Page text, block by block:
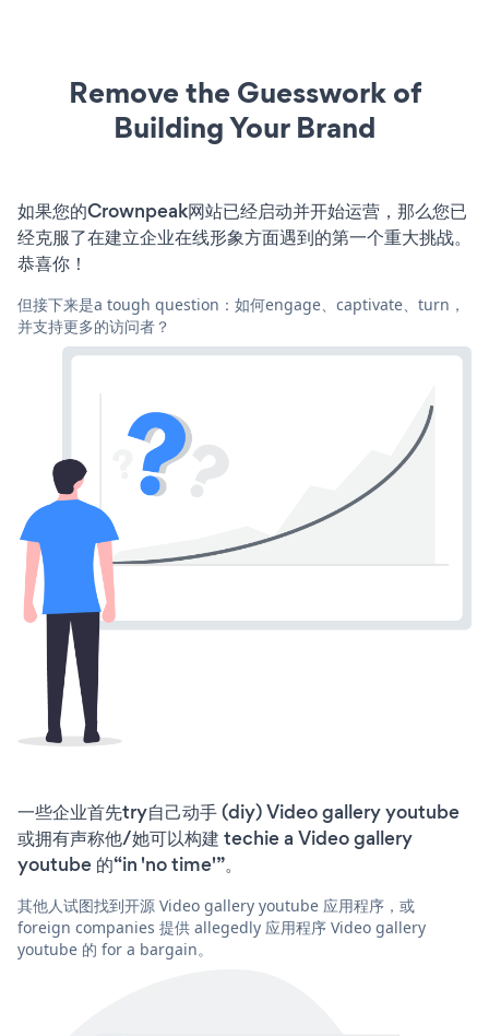
Remove the Guesswork of
Building Your Brand
如果您的Crownpeak网站已经启动并开始运营，那么您已
经克服了在建立企业在线形象方面遇到的第一个重大挑战。
恭喜你！
但接下来是a tough question：如何engage、captivate、turn，
并支持更多的访问者？
一些企业首先try自己动手 (diy) Video gallery youtube
或拥有声称他/她可以构建 techie a Video gallery
youtube 的“in 'no time'”。
其他人试图找到开源 Video gallery youtube 应用程序，或
foreign companies 提供 allegedly 应用程序 Video gallery
youtube 的 for a bargain。